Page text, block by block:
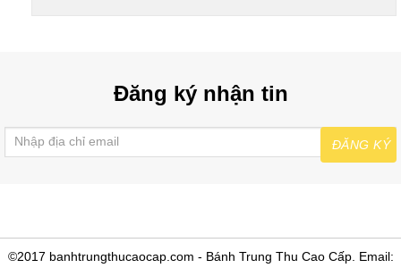
Đăng ký nhận tin
ĐĂNG KÝ
©2017 banhtrungthucaocap.com - Bánh Trung Thu Cao Cấp. Email: